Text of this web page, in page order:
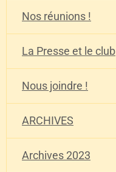
Nos réunions !
La Presse et le club
Nous joindre !
ARCHIVES
Archives 2023